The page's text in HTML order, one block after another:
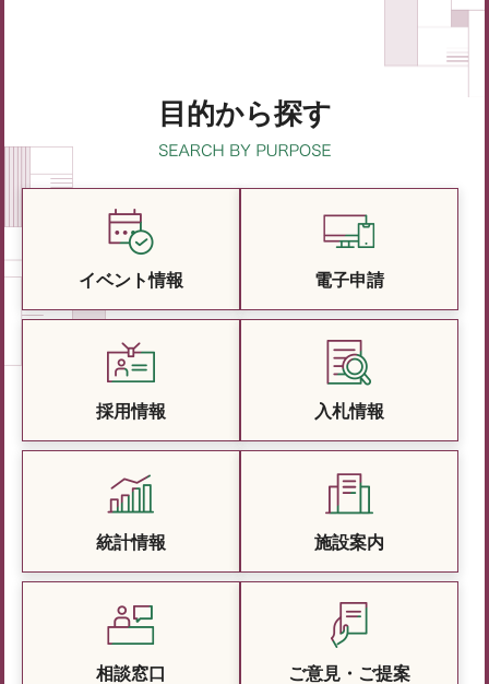
目的から探す
イベント情報 電子申請
採用情報 入札情報
統計情報 施設案内
相談窓口 ご意見・ご提案